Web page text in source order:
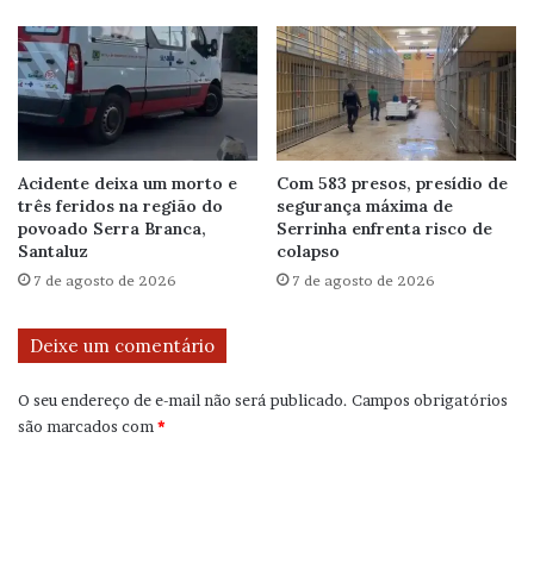
Acidente deixa um morto e
três feridos na região do
povoado Serra Branca,
Santaluz
7 de agosto de 2026
Com 583 presos, presídio de
segurança máxima de
Serrinha enfrenta risco de
colapso
7 de agosto de 2026
Deixe um comentário
O seu endereço de e-mail não será publicado. Campos obrigatórios
são marcados com *